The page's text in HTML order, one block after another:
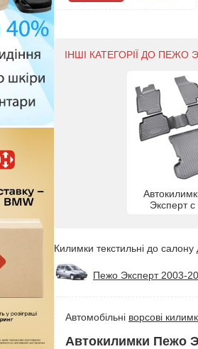
ІНШІ КАТЕГОРІЇ ДО ПЕЖО
Эксперт
Килимки текстильні до салону
Пежо Эксперт 2003-
Автомобільні ворсові
Автокилимки Пежо